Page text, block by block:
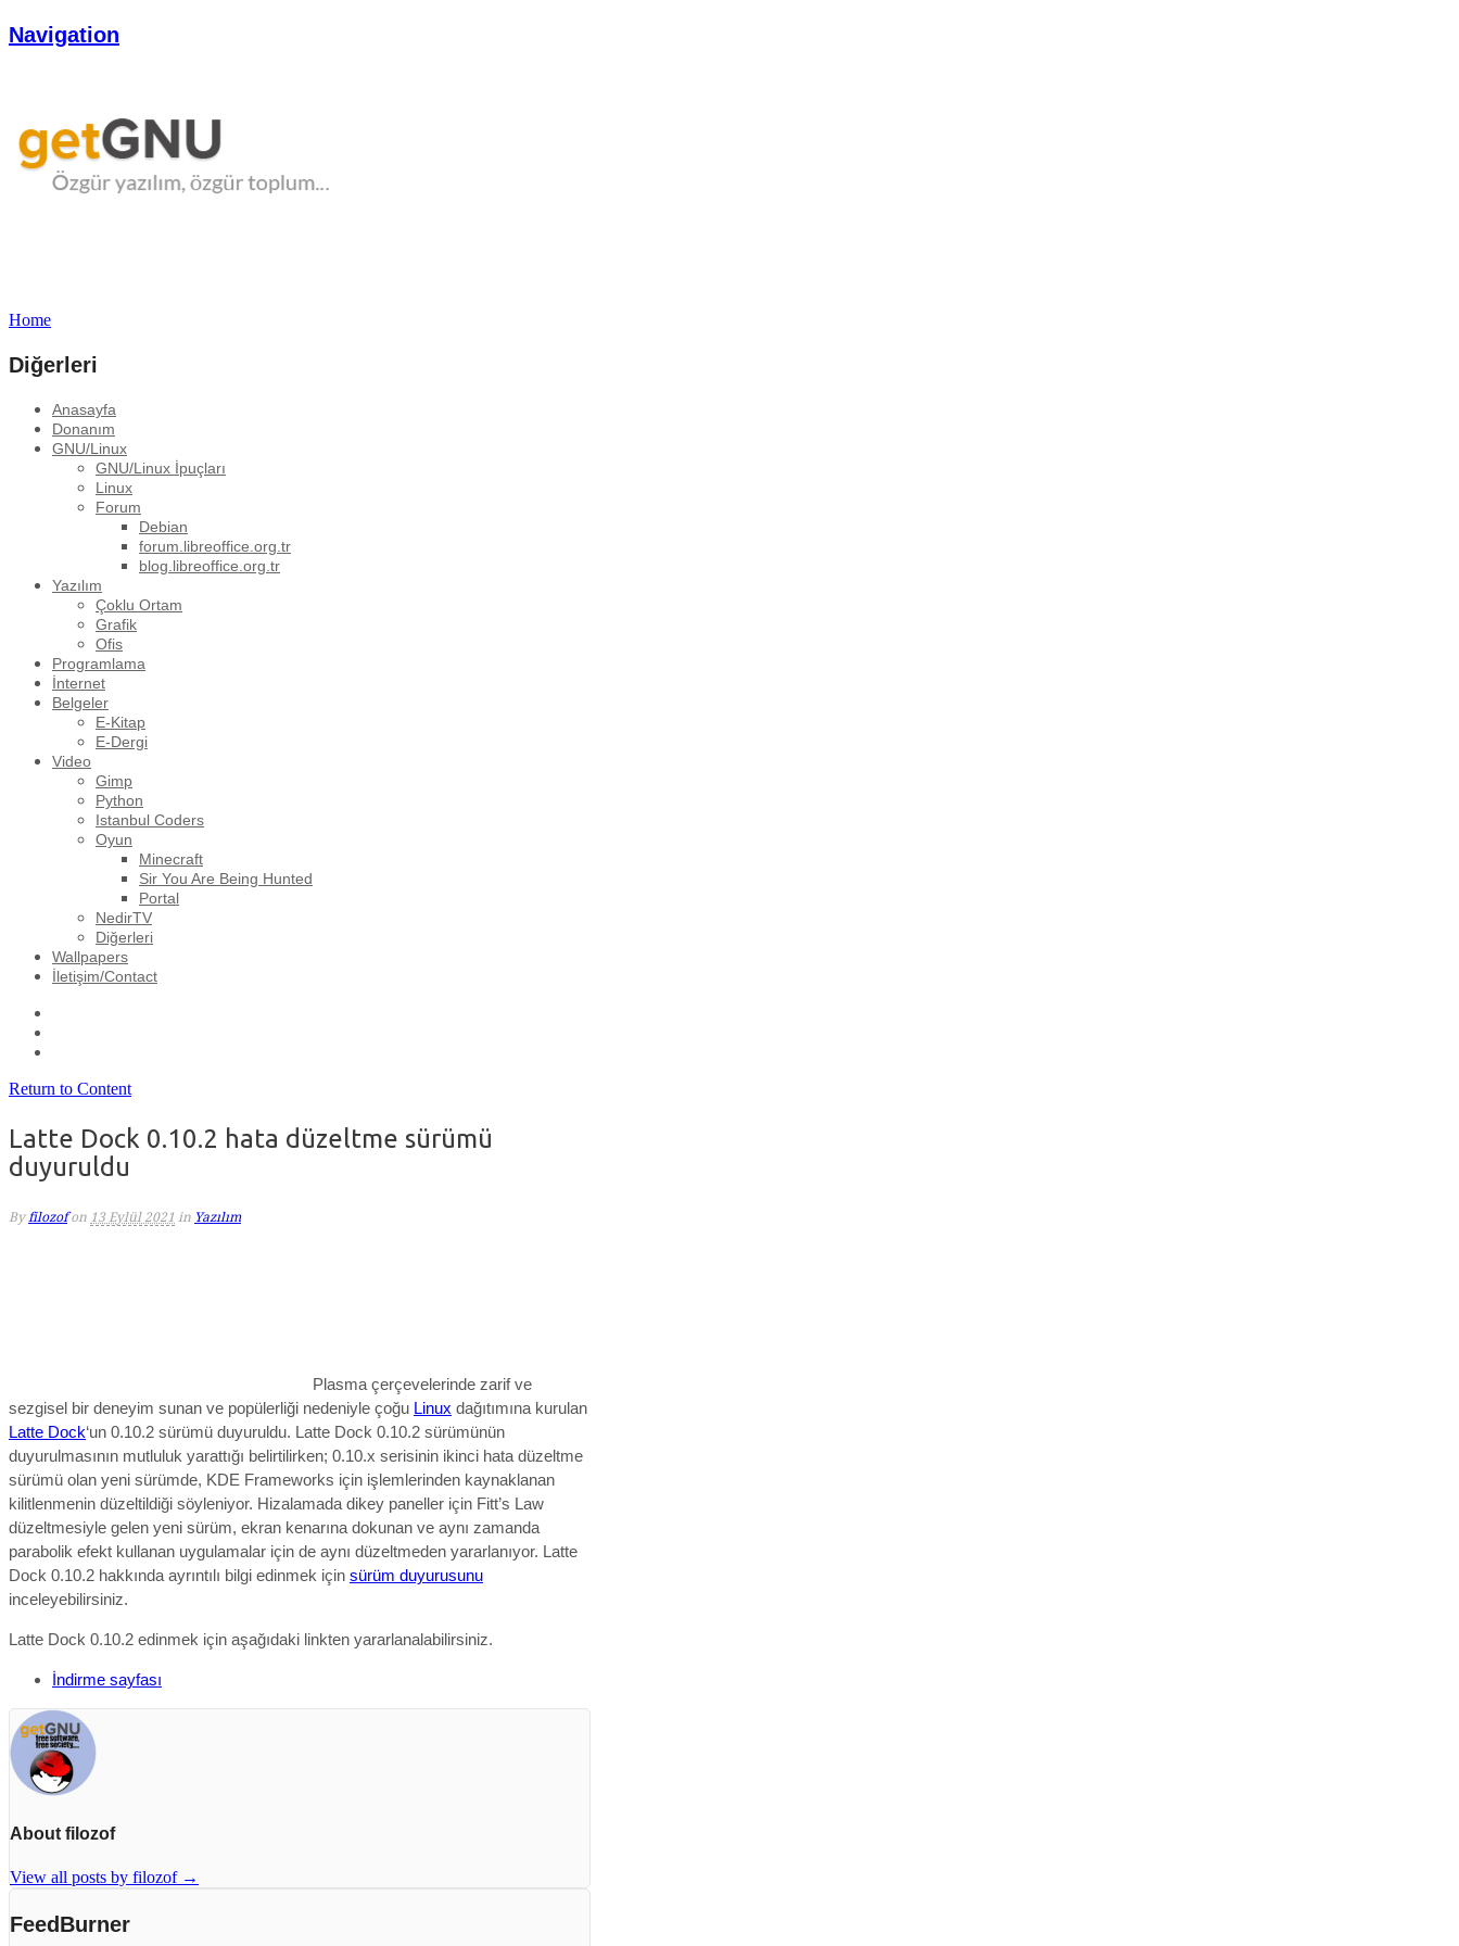
Navigation
Home
Diğerleri
Anasayfa
Donanım
GNU/Linux
GNU/Linux İpuçları
Linux
Forum
Debian
forum.libreoffice.org.tr
blog.libreoffice.org.tr
Yazılım
Çoklu Ortam
Grafik
Ofis
Programlama
İnternet
Belgeler
E-Kitap
E-Dergi
Video
Gimp
Python
Istanbul Coders
Oyun
Minecraft
Sir You Are Being Hunted
Portal
NedirTV
Diğerleri
Wallpapers
İletişim/Contact
Return to Content
Latte Dock 0.10.2 hata düzeltme sürümü
duyuruldu
By filozof on 13 Eylül 2021 in Yazılım
Plasma çerçevelerinde zarif ve
sezgisel bir deneyim sunan ve popülerliği nedeniyle çoğu Linux dağıtımına kurulan
Latte Dock‘un 0.10.2 sürümü duyuruldu. Latte Dock 0.10.2 sürümünün
duyurulmasının mutluluk yarattığı belirtilirken; 0.10.x serisinin ikinci hata düzeltme
sürümü olan yeni sürümde, KDE Frameworks için işlemlerinden kaynaklanan
kilitlenmenin düzeltildiği söyleniyor. Hizalamada dikey paneller için Fitt’s Law
düzeltmesiyle gelen yeni sürüm, ekran kenarına dokunan ve aynı zamanda
parabolik efekt kullanan uygulamalar için de aynı düzeltmeden yararlanıyor. Latte
Dock 0.10.2 hakkında ayrıntılı bilgi edinmek için sürüm duyurusunu
inceleyebilirsiniz.
Latte Dock 0.10.2 edinmek için aşağıdaki linkten yararlanalabilirsiniz.
İndirme sayfası
About filozof
View all posts by filozof →
FeedBurner